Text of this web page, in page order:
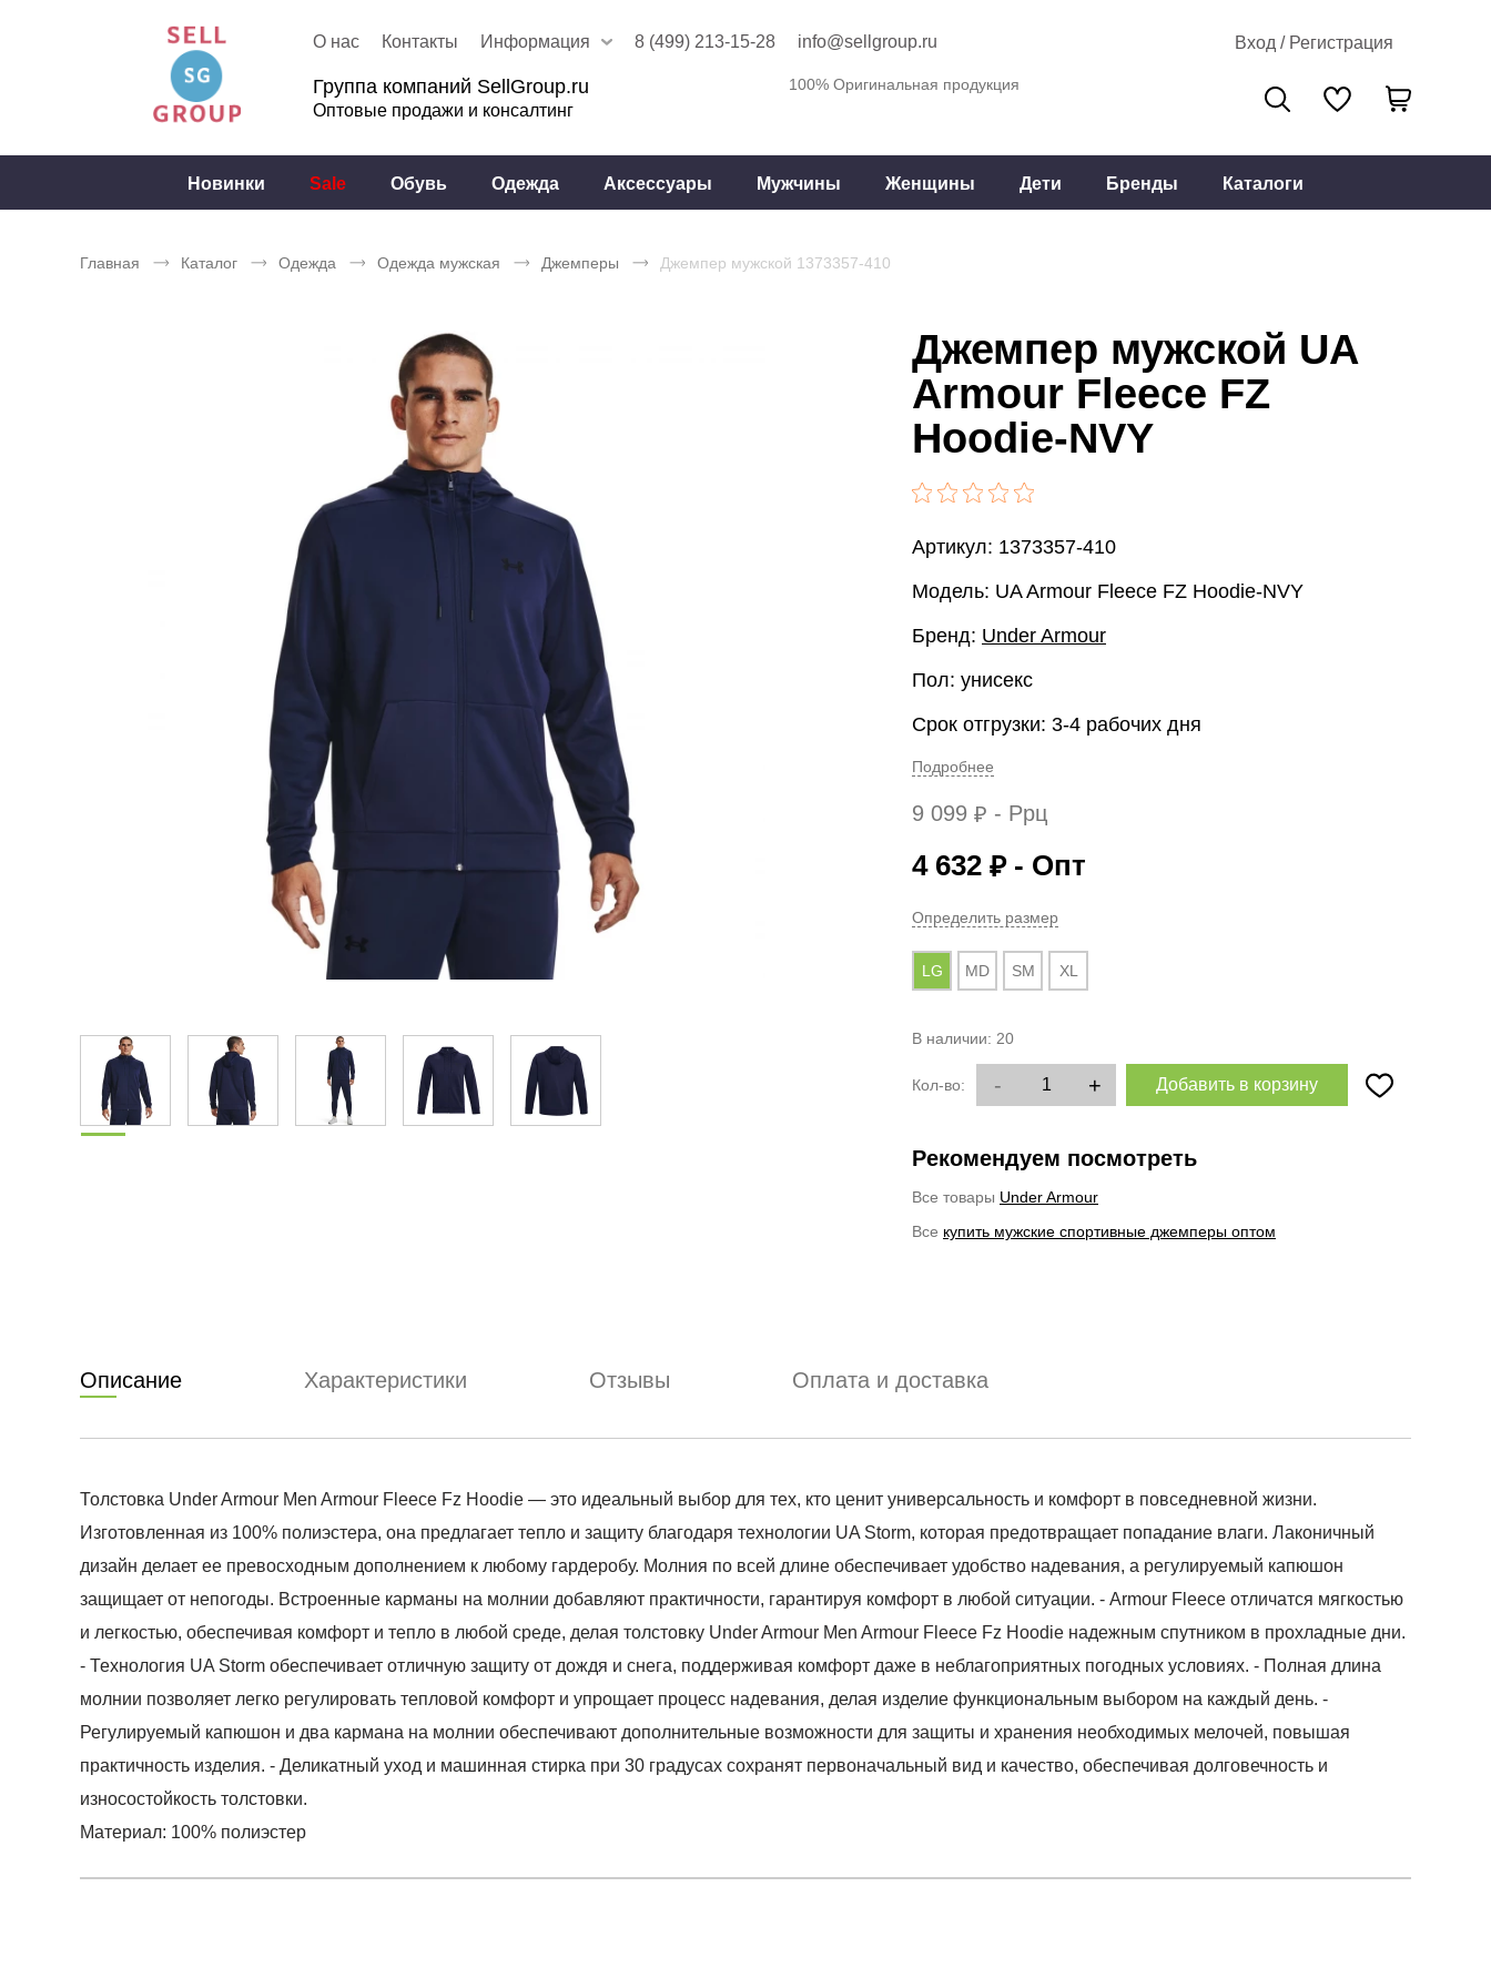
О нас Контакты Информация 8 (499) 213-15-28 info@sellgroup.ru Вход / Регистрация
Группа компаний SellGroup.ru
Оптовые продажи и консалтинг
100% Оригинальная продукция
Новинки Sale Обувь Одежда Аксессуары Мужчины Женщины Дети Бренды Каталоги
Главная Каталог Одежда Одежда мужская Джемперы Джемпер мужской 1373357-410
Джемпер мужской UA
Armour Fleece FZ
Hoodie-NVY
Артикул: 1373357-410
Модель: UA Armour Fleece FZ Hoodie-NVY
Бренд: Under Armour
Пол: унисекс
Срок отгрузки: 3-4 рабочих дня
Подробнее
9 099 ₽ - Ррц
4 632 ₽- Опт
Определить размер
LG MD SM XL
В наличии: 20
Кол-во: - + Добавить в корзину
Рекомендуем посмотреть
Все товары Under Armour
Все купить мужские спортивные джемперы оптом
Описание Характеристики Отзывы Оплата и доставка
Толстовка Under Armour Men Armour Fleece Fz Hoodie — это идеальный выбор для тех, кто ценит универсальность и комфорт в повседневной жизни.
Изготовленная из 100% полиэстера, она предлагает тепло и защиту благодаря технологии UA Storm, которая предотвращает попадание влаги. Лаконичный
дизайн делает ее превосходным дополнением к любому гардеробу. Молния по всей длине обеспечивает удобство надевания, а регулируемый капюшон
защищает от непогоды. Встроенные карманы на молнии добавляют практичности, гарантируя комфорт в любой ситуации. - Armour Fleece отличатся мягкостью
и легкостью, обеспечивая комфорт и тепло в любой среде, делая толстовку Under Armour Men Armour Fleece Fz Hoodie надежным спутником в прохладные дни.
- Технология UA Storm обеспечивает отличную защиту от дождя и снега, поддерживая комфорт даже в неблагоприятных погодных условиях. - Полная длина
молнии позволяет легко регулировать тепловой комфорт и упрощает процесс надевания, делая изделие функциональным выбором на каждый день. -
Регулируемый капюшон и два кармана на молнии обеспечивают дополнительные возможности для защиты и хранения необходимых мелочей, повышая
практичность изделия. - Деликатный уход и машинная стирка при 30 градусах сохранят первоначальный вид и качество, обеспечивая долговечность и
износостойкость толстовки.
Материал: 100% полиэстер